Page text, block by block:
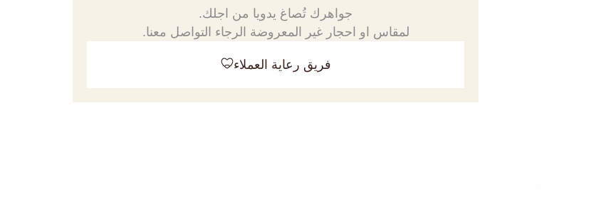
جواهرك تُصاغ يدويا من اجلك.
لمقاس او احجار غير المعروضة الرجاء التواصل معنا.
فريق رعاية العملاء